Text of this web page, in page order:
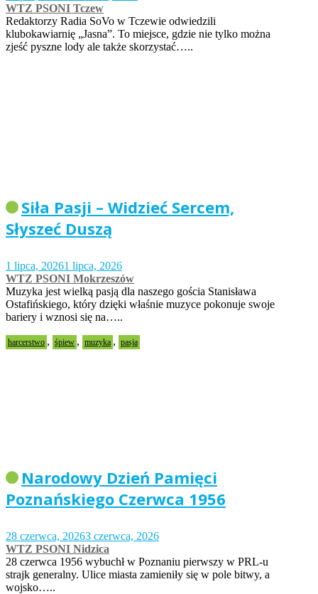
WTZ PSONI Tczew
Redaktorzy Radia SoVo w Tczewie odwiedzili
klubokawiarnię „Jasna”. To miejsce, gdzie nie tylko można
zjeść pyszne lody ale także skorzystać…..
Siła Pasji – Widzieć Sercem,
Słyszeć Duszą
1 lipca, 20261 lipca, 2026
WTZ PSONI Mokrzeszów
Muzyka jest wielką pasją dla naszego gościa Stanisława
Ostafińskiego, który dzięki właśnie muzyce pokonuje swoje
bariery i wznosi się na…..
harcerstwo , śpiew , muzyka , pasja
Narodowy Dzień Pamięci
Poznańskiego Czerwca 1956
28 czerwca, 20263 czerwca, 2026
WTZ PSONI Nidzica
28 czerwca 1956 wybuchł w Poznaniu pierwszy w PRL-u
strajk generalny. Ulice miasta zamieniły się w pole bitwy, a
wojsko…..